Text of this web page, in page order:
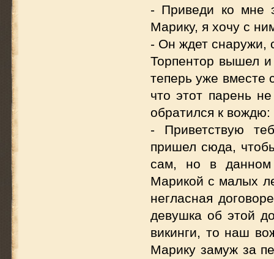
- Приведи ко мне
Марику, я хочу с
- Он ждет снаружи,
Торпентор вышел
теперь уже
что этот парень
обратился к вождю:
- Приветствую
пришел сюда,
сам, но в данном
Марикой с малых
негласная
девушка об этой
викинги, то наш
Марику замуж за